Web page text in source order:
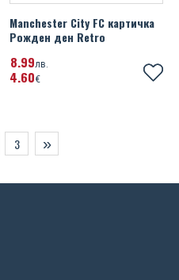
Manchester City FC картичка
Рожден ден Retro
8 99лв.
4 60€
3 »